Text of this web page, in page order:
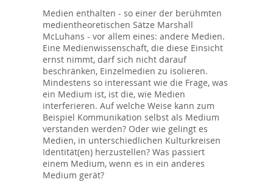
Medien enthalten - so einer der berühmten
medientheoretischen Sätze Marshall
McLuhans - vor allem eines: andere Medien.
Eine Medienwissenschaft, die diese Einsicht
ernst nimmt, darf sich nicht darauf
beschränken, Einzelmedien zu isolieren.
Mindestens so interessant wie die Frage, was
ein Medium ist, ist die, wie Medien
interferieren. Auf welche Weise kann zum
Beispiel Kommunikation selbst als Medium
verstanden werden? Oder wie gelingt es
Medien, in unterschiedlichen Kulturkreisen
Identität(en) herzustellen? Was passiert
einem Medium, wenn es in ein anderes
Medium gerät?